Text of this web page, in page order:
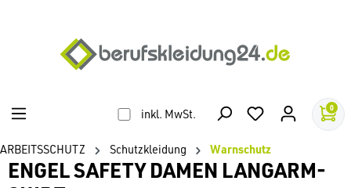
inkl. MwSt. 0
ARBEITSSCHUTZ Schutzkleidung Warnschutz
ENGEL SAFETY DAMEN LANGARM-